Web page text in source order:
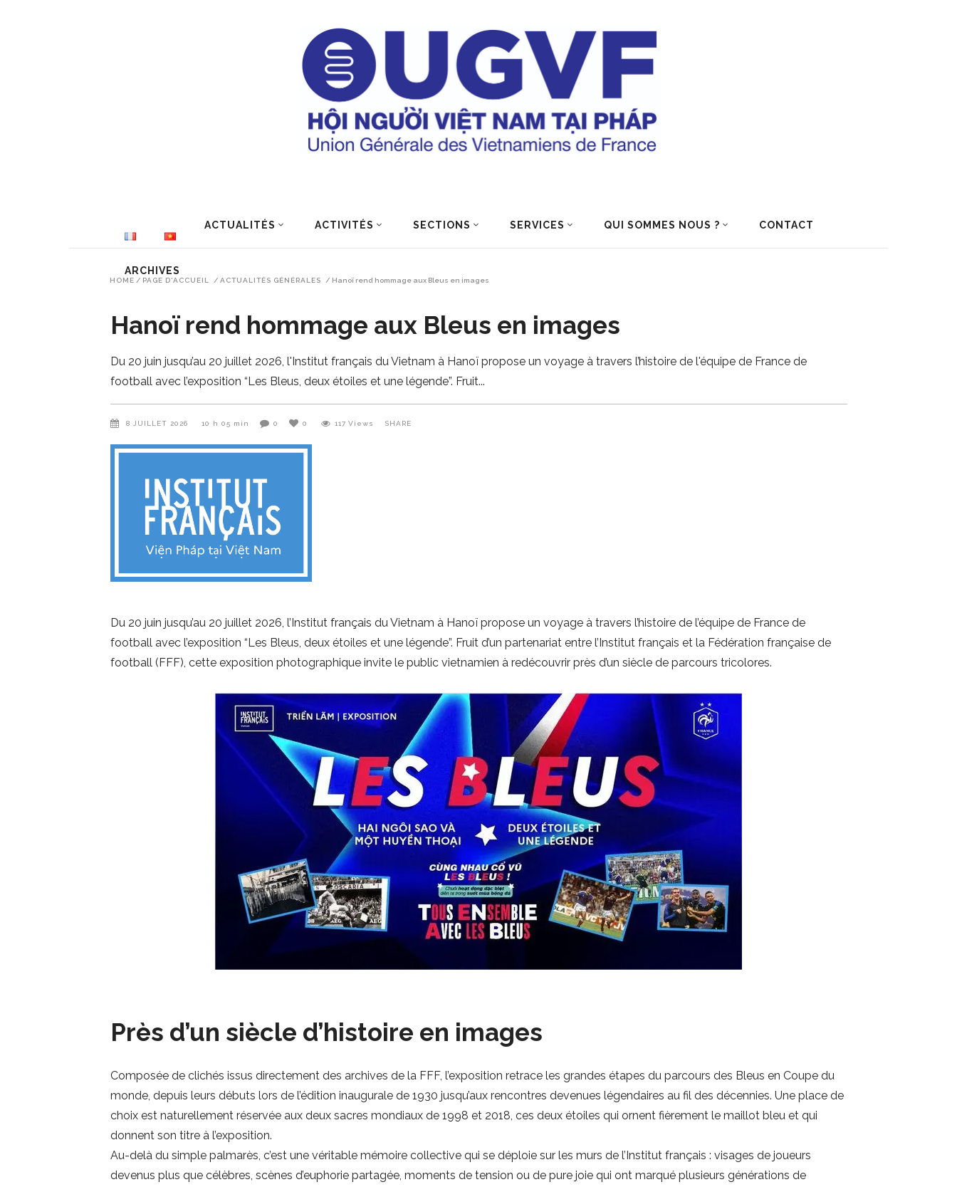
ACTUALITÉS ACTIVITÉS SECTIONS SERVICES QUI SOMMES NOUS ? CONTACT
ARCHIVES
HOME / PAGE D'ACCUEIL / ACTUALITÉS GÉNÉRALES / Hanoï rend hommage aux Bleus en images
Hanoï rend hommage aux Bleus en images
Du 20 juin jusqu’au 20 juillet 2026, l'Institut français du Vietnam à Hanoï propose un voyage à travers l’histoire de l'équipe de France de
football avec l’exposition “Les Bleus, deux étoiles et une légende”. Fruit
8 JUILLET 2026 10 h 05 min 0 0 117 Views SHARE
Du 20 juin jusqu’au 20 juillet 2026, l’Institut français du Vietnam à Hanoï propose un voyage à travers l’histoire de l’équipe de France de
football avec l’exposition “Les Bleus, deux étoiles et une légende”. Fruit d’un partenariat entre l’Institut français et la Fédération française de
football (FFF), cette exposition photographique invite le public vietnamien à redécouvrir près d’un siècle de parcours tricolores.
Près d’un siècle d’histoire en images
Composée de clichés issus directement des archives de la FFF, l’exposition retrace les grandes étapes du parcours des Bleus en Coupe du
monde, depuis leurs débuts lors de l’édition inaugurale de 1930 jusqu’aux rencontres devenues légendaires au fil des décennies. Une place de
choix est naturellement réservée aux deux sacres mondiaux de 1998 et 2018, ces deux étoiles qui ornent fièrement le maillot bleu et qui
donnent son titre à l’exposition.
Au-delà du simple palmarès, c’est une véritable mémoire collective qui se déploie sur les murs de l’Institut français : visages de joueurs
devenus plus que célèbres, scènes d’euphorie partagée, moments de tension ou de pure joie qui ont marqué plusieurs générations de